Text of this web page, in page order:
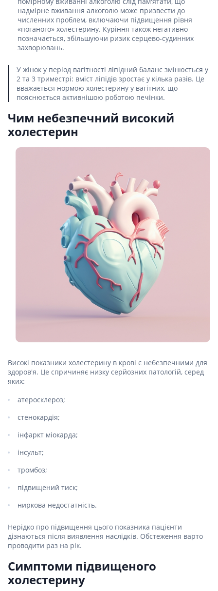
надмірне вживання алкоголю може призвести до
численних проблем, включаючи підвищення рівня
«поганого» холестерину. Куріння також негативно
позначається, збільшуючи ризик серцево-судинних
захворювань.
У жінок у період вагітності ліпідний баланс змінюється у
2 та 3 триместрі: вміст ліпідів зростає у кілька разів. Це
вважається нормою холестерину у вагітних, що
пояснюється активнішою роботою печінки.
Чим небезпечний високий
холестерин
Високі показники холестерину в крові є небезпечними для
здоров'я. Це спричиняє низку серйозних патологій, серед
яких:
атеросклероз;
стенокардія;
інфаркт міокарда;
інсульт;
тромбоз;
підвищений тиск;
ниркова недостатність.
Нерідко про підвищення цього показника пацієнти
дізнаються після виявлення наслідків. Обстеження варто
проводити раз на рік.
Симптоми підвищеного
холестерину